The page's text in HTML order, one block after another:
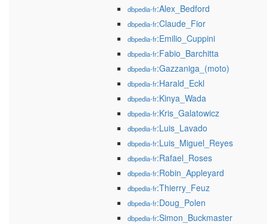
dbpedia-fr:Alex_Bedford
dbpedia-fr:Claude_Fior
dbpedia-fr:Emilio_Cuppini
dbpedia-fr:Fabio_Barchitta
dbpedia-fr:Gazzaniga_(moto)
dbpedia-fr:Harald_Eckl
dbpedia-fr:Kinya_Wada
dbpedia-fr:Kris_Galatowicz
dbpedia-fr:Luis_Lavado
dbpedia-fr:Luis_Miguel_Reyes
dbpedia-fr:Rafael_Roses
dbpedia-fr:Robin_Appleyard
dbpedia-fr:Thierry_Feuz
dbpedia-fr:Doug_Polen
dbpedia-fr:Simon_Buckmaster